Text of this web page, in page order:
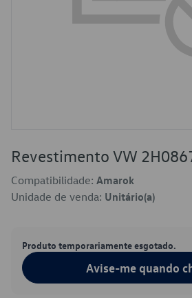
Revestimento VW
Compatibilidade: Amarok
Unidade de venda: Unitário(a)
Produto temporariamente esgotado.
Avise-me quando